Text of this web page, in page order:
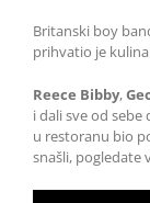
Britanski boy
prihvatio je
Reece Bibby,
i dali sve od sebe
u restoranu bio
snašli, pogledate